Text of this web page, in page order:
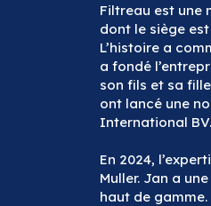
Filtreau est une
dont le siège
L’histoire a
a fondé
son fils et sa
ont lancé une
International BV.
En 2024,
Muller. Jan a
haut de gamme.